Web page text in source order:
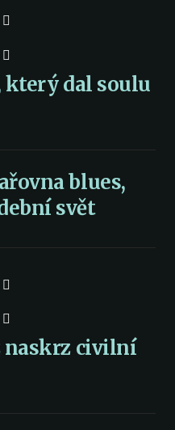
který dal soulu
blues,
svět
naskrz civilní